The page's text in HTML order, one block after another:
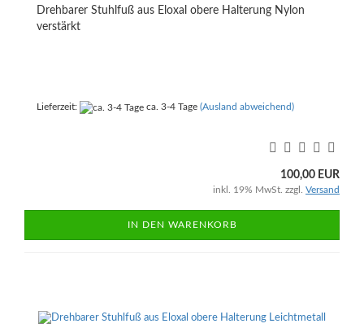
Drehbarer Stuhlfuß aus Eloxal obere Halterung Nylon
verstärkt
Lieferzeit: ca. 3-4 Tage (Ausland abweichend)
100,00 EUR
inkl. 19% MwSt. zzgl. Versand
IN DEN WARENKORB